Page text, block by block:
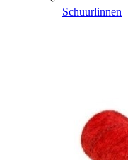
Schuurlinnen